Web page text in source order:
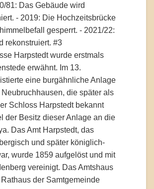
81: Das Gebäude wird
- 2019: Die Hochzeitsbrücke
gesperrt. - 2021/22:
rekonstruiert. #3
Harpstedt wurde erstmals
erwähnt. Im 13.
eine burgähnliche Anlage
die später als
Schloss Harpstedt bekannt
der Besitz dieser Anlage an die
Das Amt Harpstedt, das
und später königlich-
wurde 1859 aufgelöst und mit
vereinigt. Das Amtshaus
der Samtgemeinde